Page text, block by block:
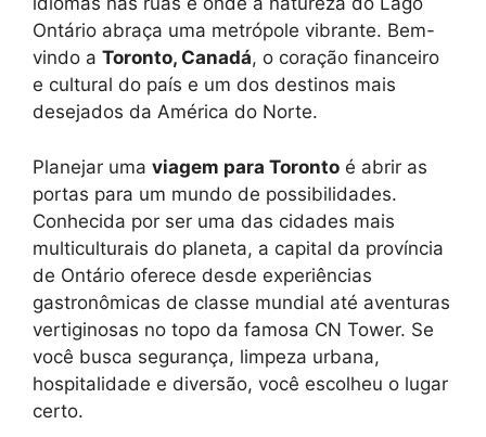
Ontário abraça uma metrópole vibrante. Bem-
vindo a Toronto, Canadá, o coração financeiro
e cultural do país e um dos destinos mais
desejados da América do Norte.
Planejar uma viagem para Toronto é abrir as
portas para um mundo de possibilidades.
Conhecida por ser uma das cidades mais
multiculturais do planeta, a capital da província
de Ontário oferece desde experiências
gastronômicas de classe mundial até aventuras
vertiginosas no topo da famosa CN Tower. Se
você busca segurança, limpeza urbana,
hospitalidade e diversão, você escolheu o lugar
certo.